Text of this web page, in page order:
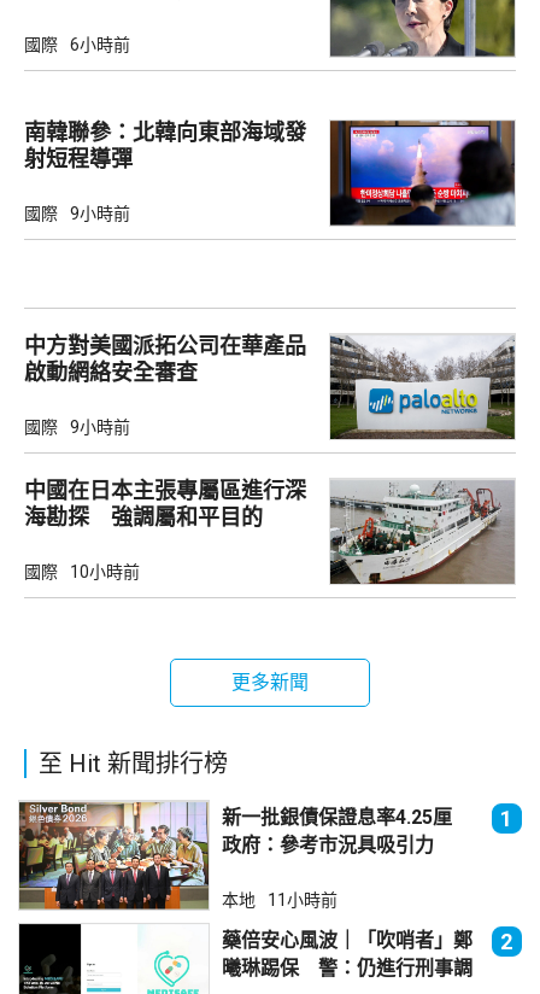
國際 6小時前
南韓聯參：北韓向東部海域發
射短程導彈
國際 9小時前
中方對美國派拓公司在華產品
啟動網絡安全審查
國際 9小時前
中國在日本主張專屬區進行深
海勘探 強調屬和平目的
國際 10小時前
更多新聞
至 Hit 新聞排行榜
新一批銀債保證息率4.25厘
政府：參考市況具吸引力
1
本地 11小時前
藥倍安心風波｜「吹哨者」鄭
曦琳踢保 警：仍進行刑事調
2